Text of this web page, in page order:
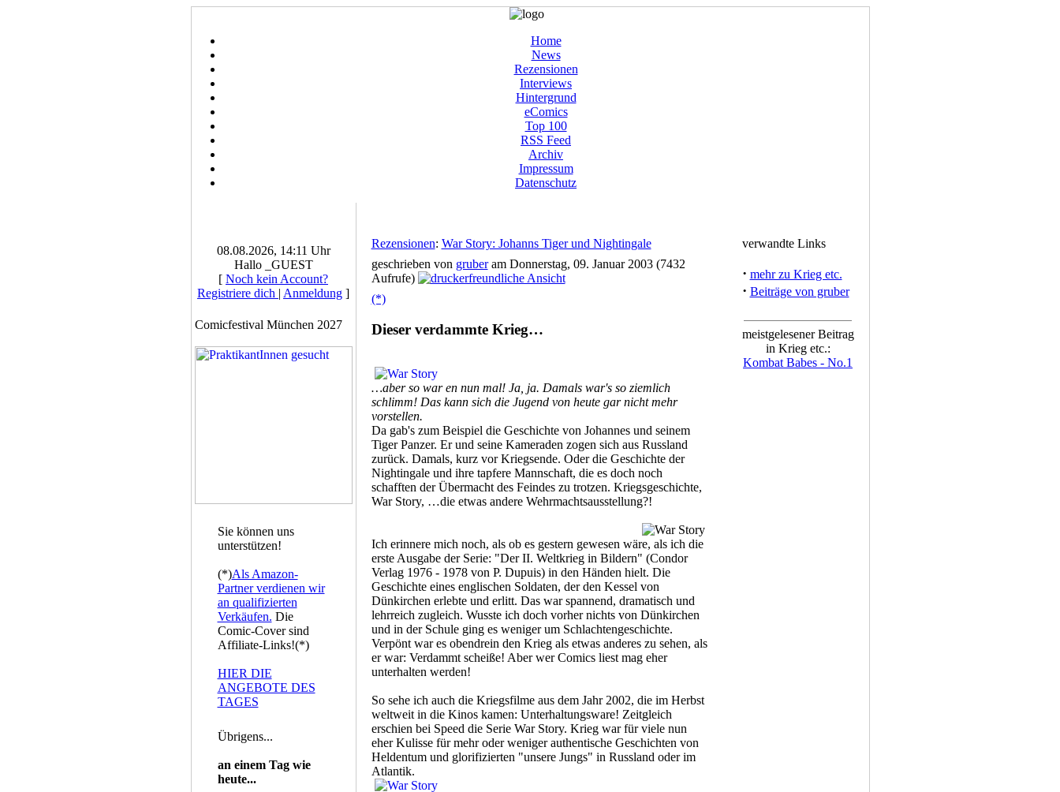
Home
News
Rezensionen
Interviews
Hintergrund
eComics
Top 100
RSS Feed
Archiv
Impressum
Datenschutz
08.08.2026, 14:11 Uhr
Hallo _GUEST
[ Noch kein Account?
Registriere dich | Anmeldung ]
Comicfestival München 2027
Sie können uns
unterstützen!
(*)Als Amazon-
Partner verdienen wir
an qualifizierten
Verkäufen. Die
Comic-Cover sind
Affiliate-Links!(*)
HIER DIE
ANGEBOTE DES
TAGES
Übrigens...
an einem Tag wie
heute...
Rezensionen: War Story: Johanns Tiger und Nightingale
geschrieben von gruberam Donnerstag, 09. Januar 2003 (7432
Aufrufe)
(*)
Dieser verdammte Krieg…
…aber so war en nun mal! Ja, ja. Damals war's so ziemlich
schlimm! Das kann sich die Jugend von heute gar nicht mehr
vorstellen.
Da gab's zum Beispiel die Geschichte von Johannes und seinem
Tiger Panzer. Er und seine Kameraden zogen sich aus Russland
zurück. Damals, kurz vor Kriegsende. Oder die Geschichte der
Nightingale und ihre tapfere Mannschaft, die es doch noch
schafften der Übermacht des Feindes zu trotzen. Kriegsgeschichte,
War Story, …die etwas andere Wehrmachtsausstellung?!
Ich erinnere mich noch, als ob es gestern gewesen wäre, als ich die
erste Ausgabe der Serie: "Der II. Weltkrieg in Bildern" (Condor
Verlag 1976 - 1978 von P. Dupuis) in den Händen hielt. Die
Geschichte eines englischen Soldaten, der den Kessel von
Dünkirchen erlebte und erlitt. Das war spannend, dramatisch und
lehrreich zugleich. Wusste ich doch vorher nichts von Dünkirchen
und in der Schule ging es weniger um Schlachtengeschichte.
Verpönt war es obendrein den Krieg als etwas anderes zu sehen, als
er war: Verdammt scheiße! Aber wer Comics liest mag eher
unterhalten werden!
So sehe ich auch die Kriegsfilme aus dem Jahr 2002, die im Herbst
weltweit in die Kinos kamen: Unterhaltungsware! Zeitgleich
erschien bei Speed die Serie War Story. Krieg war für viele nun
eher Kulisse für mehr oder weniger authentische Geschichten von
Heldentum und glorifizierten "unsere Jungs" in Russland oder im
Atlantik.
verwandte Links
· mehr zu Krieg etc.
· Beiträge von gruber
meistgelesener Beitrag
in Krieg etc.:
Kombat Babes - No.1